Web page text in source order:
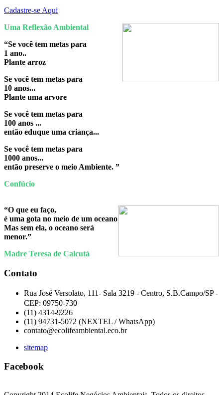
Cadastre-se Aqui
Uma Reflexão Ambiental
“Se você tem metas para
1 ano..
Plante arroz
Se você tem metas para
10 anos...
Plante uma arvore
Se você tem metas para
100 anos ...
então eduque uma criança...
Se você tem metas para
1000 anos...
então preserve o meio Ambiente. ”
Confúcio
“O que eu faço,
é uma gota no meio de um oceano
Mas sem ela, o oceano será
menor.”
Madre Teresa de Calcutá
Contato
Rua José Versolato, 111- Sala 3219 - Centro, S.B.Campo/SP -
CEP: 09750-730
(11) 4314-9226
(11) 94731-5072 (NEXTEL / WhatsApp)
contato@ecolifeambiental.eco.br
sitemap
Facebook